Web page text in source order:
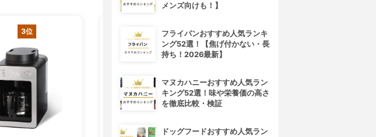
3位
メンズ向けも！】
フライパンおすすめ人気ランキ
ング52選！【焦げ付かない・長
持ち！2026最新】
マヌカハニーおすすめ人気ラン
キング52選！味や栄養価の高さ
を徹底比較・検証
ドッグフードおすすめ人気ラン